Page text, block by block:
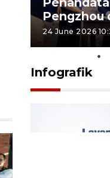
Pengzhou
24 June 2026
Infografik